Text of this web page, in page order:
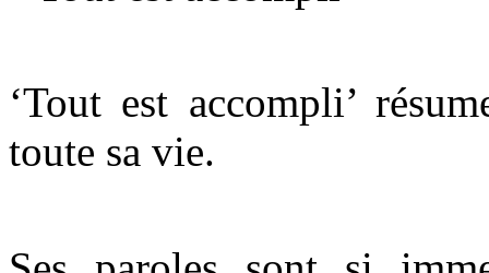
‘Tout est accompli’
toute sa vie.